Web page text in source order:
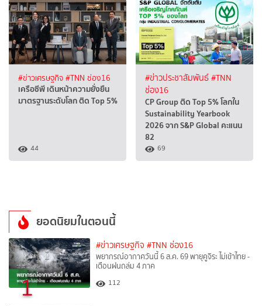
#ข่าวเศรษฐกิจ #TNN ช่อง16
เครือซีพี เดินหน้าความยั่งยืน
มาตรฐานระดับโลก ติด Top 5%
44
#ข่าวประชาสัมพันธ์#TNN
ช่อง16
CP Group ติด Top 5% โลกใน
Sustainability Yearbook
2026 จาก S&P Global คะแนน
82
69
ยอดนิยมในตอนนี้
1
#ข่าวเศรษฐกิจ #TNN ช่อง16
พยากรณ์อากาศวันนี้ 6 ส.ค. 69 พายุคูจิระ ไม่เข้าไทย -
เตือนฝนถล่ม 4 ภาค
112